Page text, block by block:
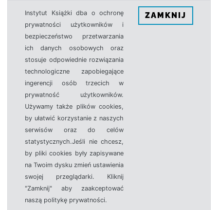
Instytut Książki dba o ochronę
prywatności użytkowników i
bezpieczeństwo przetwarzania
ich danych osobowych oraz
stosuje odpowiednie rozwiązania
technologiczne zapobiegające
ingerencji osób trzecich w
prywatność użytkowników.
Używamy także plików cookies,
by ułatwić korzystanie z naszych
serwisów oraz do celów
statystycznych.Jeśli nie chcesz,
by pliki cookies były zapisywane
na Twoim dysku zmień ustawienia
swojej przeglądarki. Kliknij
"Zamknij" aby zaakceptować
naszą politykę prywatności.
ZAMKNIJ